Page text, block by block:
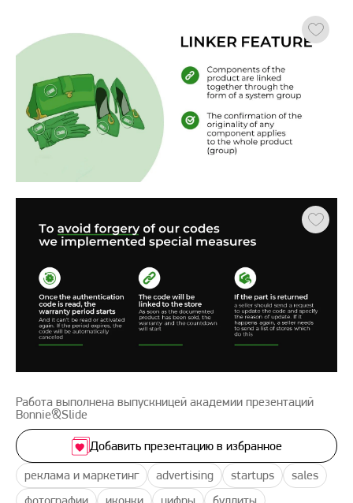
Работа выполнена выпускницей академии презентаций
Bonnie&Slide
реклама и маркетинг advertising startups
sales
Добавить презентацию в избранное